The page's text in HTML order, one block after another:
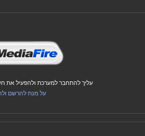
עליך להתחבר למערכת ולהפעיל את
על מנת להרשם